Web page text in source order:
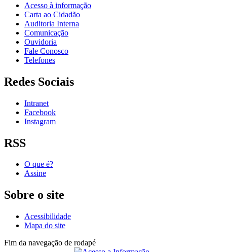
Acesso à informação
Carta ao Cidadão
Auditoria Interna
Comunicação
Ouvidoria
Fale Conosco
Telefones
Redes Sociais
Intranet
Facebook
Instagram
RSS
O que é?
Assine
Sobre o site
Acessibilidade
Mapa do site
Fim da navegação de rodapé